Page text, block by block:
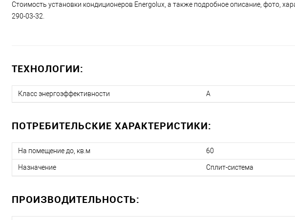
Стоимость установки кондиционеров Energolux, а также подробное описание, фото,
290-03-32.
ТЕХНОЛОГИИ:
Класс энергоэффективности A
ПОТРЕБИТЕЛЬСКИЕ ХАРАКТЕРИСТИКИ:
На помещение до, кв.м 60
Назначение Сплит-система
ПРОИЗВОДИТЕЛЬНОСТЬ: